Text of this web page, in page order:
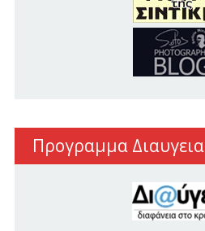
Προγραμμα Διαυγεια